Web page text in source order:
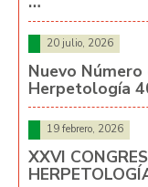
20 julio, 2026
Nuevo
Herpetología
19 febrero, 2026
XXVI